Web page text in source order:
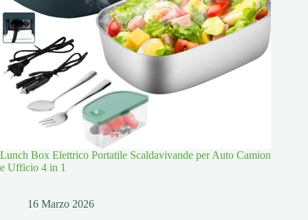
Lunch Box Elettrico Portatile Scaldavivande per Auto Camion
e Ufficio 4 in 1
16 Marzo 2026